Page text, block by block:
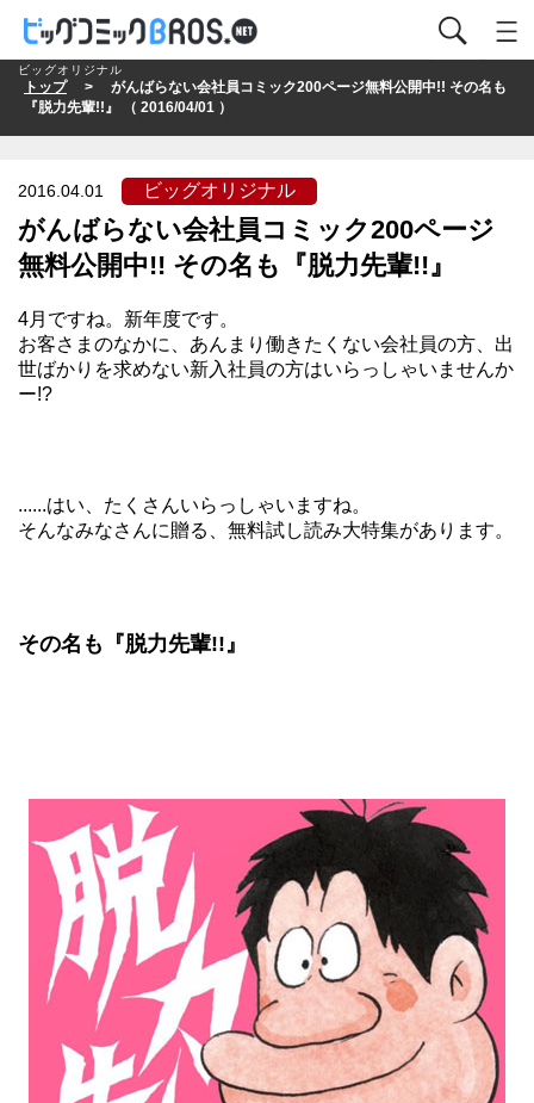
トップ> がんばらない会社員コミック200ページ無料公開中!! その名も
『脱力先輩!!』 （ 2016/04/01 ）
ビッグオリジナル
2016.04.01
がんばらない会社員コミック200ページ
無料公開中!! その名も『脱力先輩!!』
ビッグオリジナル
4月ですね。新年度です。
お客さまのなかに、あんまり働きたくない会社員の方、出
世ばかりを求めない新入社員の方はいらっしゃいませんか
ー!?
......はい、たくさんいらっしゃいますね。
そんなみなさんに贈る、無料試し読み大特集があります。
その名も 『脱力先輩!!』